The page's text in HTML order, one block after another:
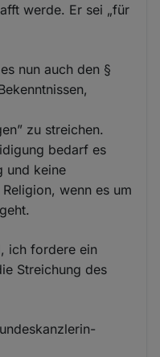
werde. Er sei „für
nun auch den §
zu streichen.
bedarf es
und keine
wenn es um
ich fordere ein
Streichung des